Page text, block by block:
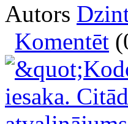
Autors
Komentēt